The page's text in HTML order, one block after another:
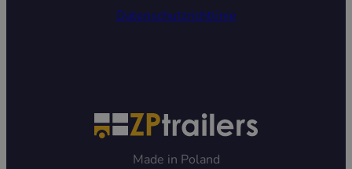
Datenschutzrichtlinie
Made in Poland